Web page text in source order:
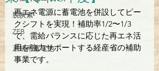
脱炭素
ZEB
系統用蓄電池
再エネ電源に蓄電池を併設してピー
クシフトを実現！補助率1/2〜1/3
で、需給バランスに応じた再エネ活
用を強力サポートする経産省の補助
事業です。